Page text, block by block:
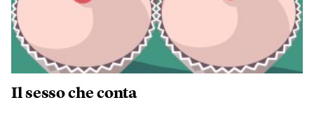
Il sesso che conta